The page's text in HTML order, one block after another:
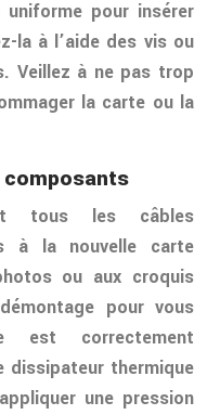
uniforme pour insérer
la à l’aide des vis ou
Veillez à ne pas trop
la carte ou la
composants
tous les câbles
à la nouvelle carte
ou aux croquis
pour vous
est correctement
dissipateur thermique
une pression